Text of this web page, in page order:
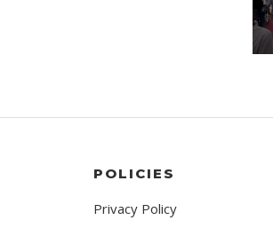
POLICIES
Privacy Policy